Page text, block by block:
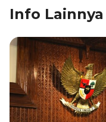
e
b
o
o
k
e
dI
n
Info Lainnya